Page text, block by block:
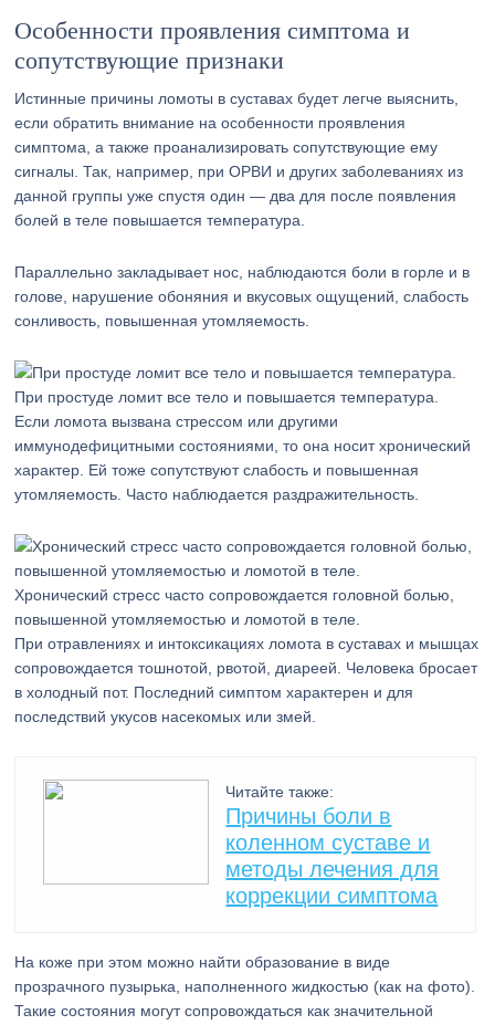
Особенности проявления симптома и
сопутствующие признаки
Истинные причины ломоты в суставах будет легче выяснить,
если обратить внимание на особенности проявления
симптома, а также проанализировать сопутствующие ему
сигналы. Так, например, при ОРВИ и других заболеваниях из
данной группы уже спустя один — два для после появления
болей в теле повышается температура.
Параллельно закладывает нос, наблюдаются боли в горле и в
голове, нарушение обоняния и вкусовых ощущений, слабость
сонливость, повышенная утомляемость.
При простуде ломит все тело и повышается температура.
Если ломота вызвана стрессом или другими
иммунодефицитными состояниями, то она носит хронический
характер. Ей тоже сопутствуют слабость и повышенная
утомляемость. Часто наблюдается раздражительность.
Хронический стресс часто сопровождается головной болью,
повышенной утомляемостью и ломотой в теле.
При отравлениях и интоксикациях ломота в суставах и мышцах
сопровождается тошнотой, рвотой, диареей. Человека бросает
в холодный пот. Последний симптом характерен и для
последствий укусов насекомых или змей.
Читайте также:
Причины боли в
коленном суставе и
методы лечения для
коррекции симптома
На коже при этом можно найти образование в виде
прозрачного пузырька, наполненного жидкостью (как на фото).
Такие состояния могут сопровождаться как значительной